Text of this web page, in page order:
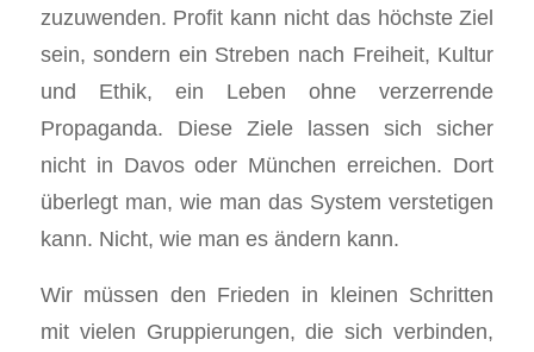
zuzuwenden. Profit kann nicht das höchste Ziel
sein, sondern ein Streben nach Freiheit, Kultur
und Ethik, ein Leben ohne verzerrende
Propaganda. Diese Ziele lassen sich sicher
nicht in Davos oder München erreichen. Dort
überlegt man, wie man das System verstetigen
kann. Nicht, wie man es ändern kann.
Wir müssen den Frieden in kleinen Schritten
mit vielen Gruppierungen, die sich verbinden,